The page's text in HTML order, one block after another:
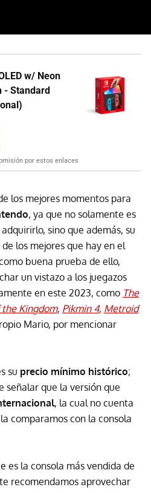
w/ Neon
- Standard
por estos enlaces
los mejores momentos para
, ya que no solamente es
sino que además, su
los mejores que hay en el
buena prueba de ello,
un vistazo a los juegazos
en este 2023, como The
the Kingdom, Pikmin 4, Metroid
Mario, por mencionar
su precio mínimo histórico;
señalar que la versión que
, la cual no cuenta
comparamos con la consola
es la consola más vendida de
recomendamos aprovechar